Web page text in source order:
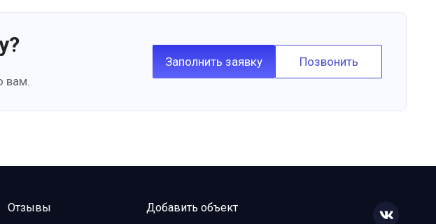
вам.
Заполнить заявку Позвонить
Отзывы Добавить объект